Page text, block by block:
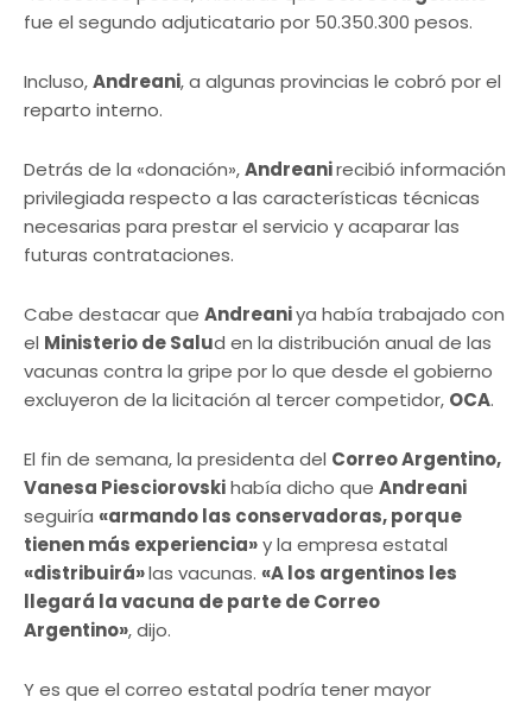
fue el segundo adjuticatario por 50.350.300 pesos.
Incluso,Andreani, a algunas provincias le cobró por el
reparto interno.
Detrás de la «donación»,Andreanirecibió información
privilegiada respecto a las características técnicas
necesarias para prestar el servicio y acaparar las
futuras contrataciones.
Cabe destacar que Andreaniya había trabajado con
el Ministerio de Salud en la distribución anual de las
vacunas contra la gripe por lo que desde el gobierno
excluyeron de la licitación al tercer competidor, OCA.
El fin de semana, la presidenta del Correo Argentino,
Vanesa Piesciorovskihabía dicho que Andreani
seguiría «armando las conservadoras, porque
tienen más experiencia»y la empresa estatal
«distribuirá»las vacunas. «A los argentinos les
llegará la vacuna de parte de Correo
Argentino», dijo.
Y es que el correo estatal podría tener mayor